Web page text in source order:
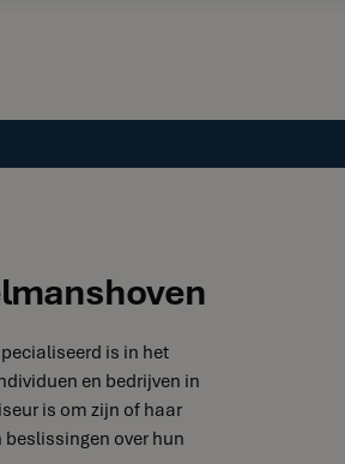
is in het
en bedrijven in
is om zijn of haar
over hun